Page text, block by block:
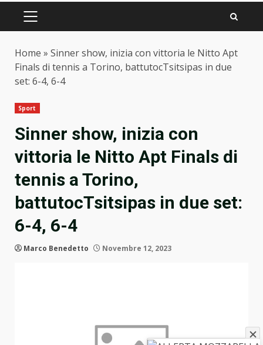
PRIMARY
Home » Sinner show, inizia con vittoria le Nitto Apt
Finals di tennis a Torino, battutocTsitsipas in due
set: 6-4, 6-4
Sport
Sinner show, inizia con
vittoria le Nitto Apt Finals di
tennis a Torino,
battutocTsitsipas in due set:
6-4, 6-4
Marco Benedetto Novembre 12, 2023